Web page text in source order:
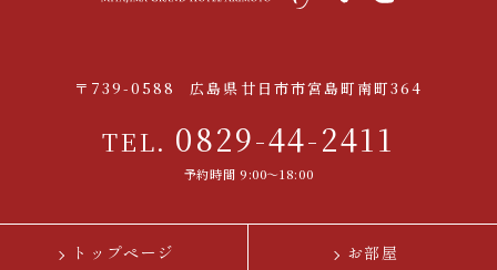
〒739-0588 広島県廿日市市宮島町南町364
TEL. 0829-44-2411
予約時間 9:00〜18:00
トップページ お部屋